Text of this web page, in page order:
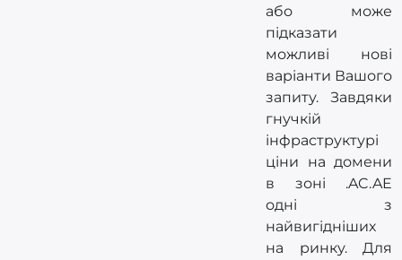
або може
підказати
можливі нові
варіанти Вашого
запиту. Завдяки
гнучкій
інфраструктурі
ціни на домени
в зоні .AC.AE
одні з
найвигідніших
на ринку. Для